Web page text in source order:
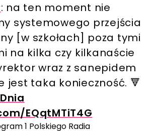
: na ten moment nie
systemowego przejścia
[w szkołach] poza tymi
na kilka czy kilkanaście
wraz z sanepidem
jest taka konieczność. 🔻
EQqtMTiT4G
1 Polskiego Radia